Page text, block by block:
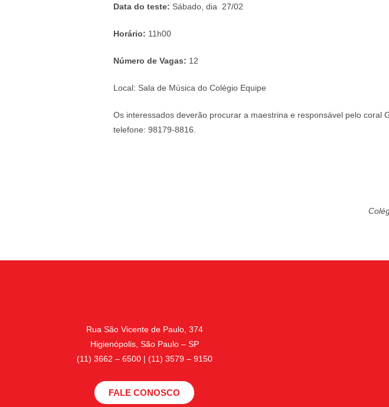
Data do teste: Sábado, dia 27/02
Horário: 11h00
Número de Vagas: 12
Local: Sala de Música do Colégio Equipe
Os interessados deverão procurar a maestrina e responsável pelo
telefone: 98179-8816.
Rua São Vicente de Paulo, 374
Higienópolis, São Paulo – SP
(11) 3662 – 6500 | (11) 3579 – 9150
FALE CONOSCO